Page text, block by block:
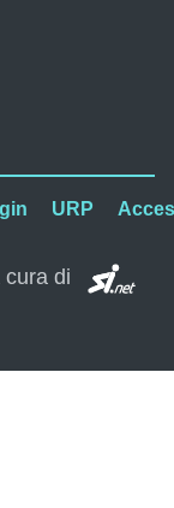
URP
di